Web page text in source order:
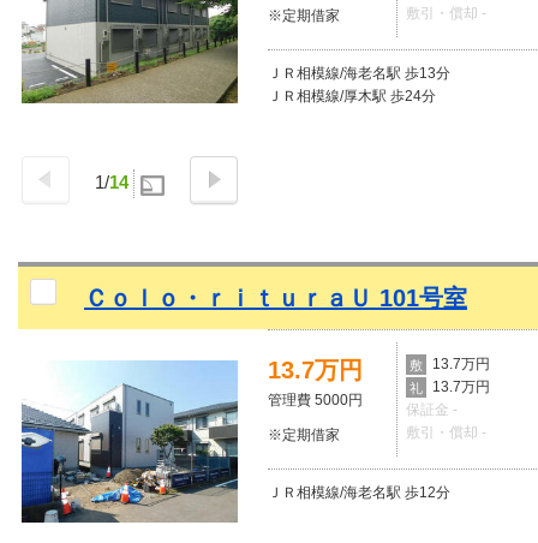
1/14
※定期借家
敷引・償却 -
ＪＲ相模線/海老名駅 歩13分
ＪＲ相模線/厚木駅 歩24分
Ｃｏｌｏ・ｒｉｔｕｒａＵ 101号室
13.7万円
管理費 5000円
※定期借家
敷 13.7万円
礼
13.7万円
保証金 -
敷引・償却 -
ＪＲ相模線/海老名駅 歩12分